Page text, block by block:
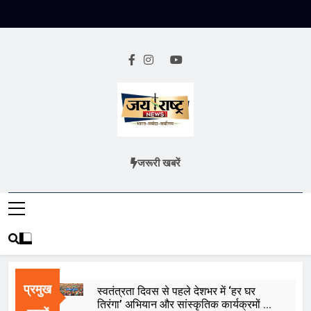
Jai Rashtra
हिंदी समाचार
जरूरी खबरें
प्रमुख
स्वतंत्रता दिवस से पहले देशभर में ‘हर घर
तिरंगा’ अभियान और सांस्कृतिक कार्यक्रमों की